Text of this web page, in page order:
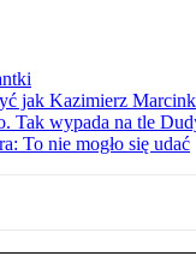
jak Kazimierz
Tak wypada na tle
To nie mogło się udać